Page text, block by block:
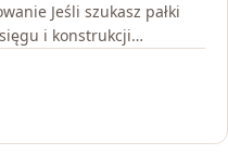
Jeśli szukasz pałki
i konstrukcji